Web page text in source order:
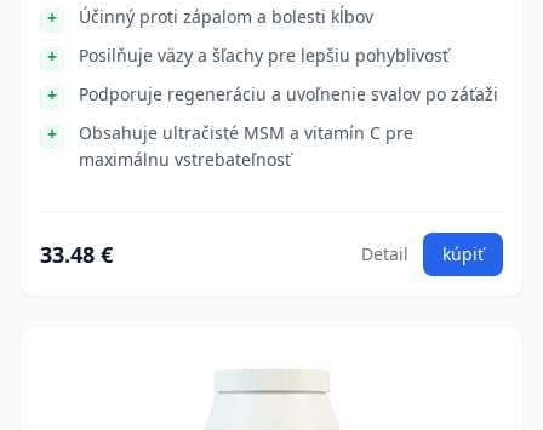
Účinný proti zápalom a bolesti kĺbov
Posilňuje väzy a šľachy pre lepšiu pohyblivosť
Podporuje regeneráciu a uvoľnenie svalov po záťaži
Obsahuje ultračisté MSM a vitamín C pre
maximálnu vstrebateľnosť
33.48 € Detail kúpiť